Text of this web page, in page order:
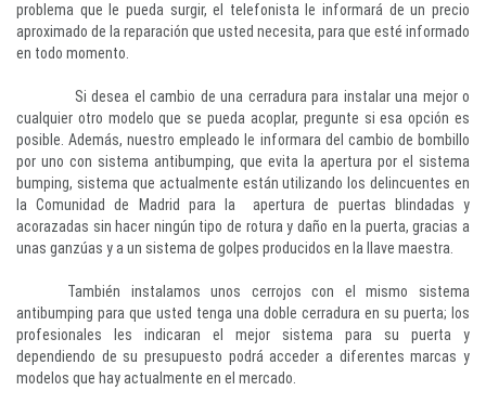
problema que le pueda surgir, el telefonista le informará de un precio
aproximado de la reparación que usted necesita, para que esté informado
en todo momento.
Si desea el cambio de una cerradura para instalar una mejor o
cualquier otro modelo que se pueda acoplar, pregunte si esa opción es
posible. Además, nuestro empleado le informara del cambio de bombillo
por uno con sistema antibumping, que evita la apertura por el sistema
bumping, sistema que actualmente están utilizando los delincuentes en
la Comunidad de Madrid para la apertura de puertas blindadas y
acorazadas sin hacer ningún tipo de rotura y daño en la puerta, gracias a
unas ganzúas y a un sistema de golpes producidos en la llave maestra.
También instalamos unos cerrojos con el mismo sistema
antibumping para que usted tenga una doble cerradura en su puerta; los
profesionales les indicaran el mejor sistema para su puerta y
dependiendo de su presupuesto podrá acceder a diferentes marcas y
modelos que hay actualmente en el mercado.